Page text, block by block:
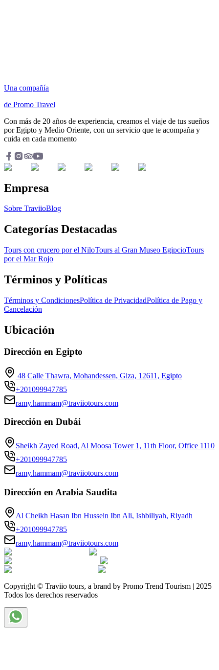
Una compañía
de Promo Travel
Con más de 20 años de experiencia, creamos el viaje de tus sueños
por Egipto y Medio Oriente, con un servicio que te acompaña y
cuida en cada momento
Empresa
Sobre TraviioBlog
Categorías Destacadas
Tours con crucero por el NiloTours al Gran Museo EgipcioTours
por el Mar Rojo
Términos y Políticas
Términos y CondicionesPolítica de PrivacidadPolítica de Pago y
Cancelación
Ubicación
Dirección en Egipto
48 Calle Thawra, Mohandessen, Giza, 12611, Egipto
+201099947785
ramy.hammam@traviiotours.com
Dirección en Dubái
Sheikh Zayed Road, Al Moosa Tower 1, 11th Floor, Office 1110
+201099947785
ramy.hammam@traviiotours.com
Dirección en Arabia Saudita
Al Cheikh Hasan Ibn Hussein Ibn Ali, Ishbiliyah, Riyadh
+201099947785
ramy.hammam@traviiotours.com
Copyright © Traviio tours, a brand by Promo Trend Tourism | 2025
Todos los derechos reservados